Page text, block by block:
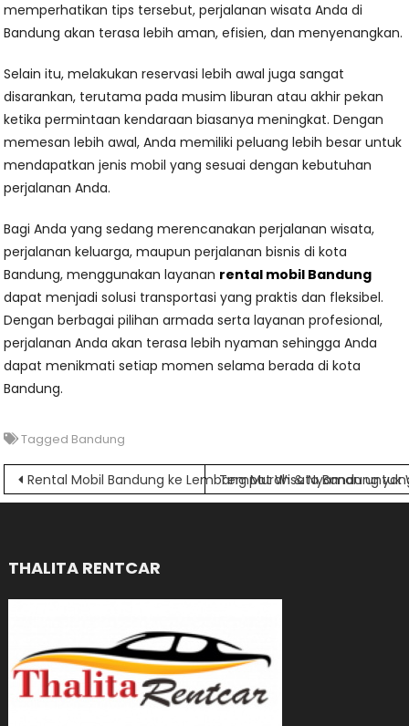
memperhatikan tips tersebut, perjalanan wisata Anda di
Bandung akan terasa lebih aman, efisien, dan menyenangkan.
Selain itu, melakukan reservasi lebih awal juga sangat
disarankan, terutama pada musim liburan atau akhir pekan
ketika permintaan kendaraan biasanya meningkat. Dengan
memesan lebih awal, Anda memiliki peluang lebih besar untuk
mendapatkan jenis mobil yang sesuai dengan kebutuhan
perjalanan Anda.
Bagi Anda yang sedang merencanakan perjalanan wisata,
perjalanan keluarga, maupun perjalanan bisnis di kota
Bandung, menggunakan layanan rental mobil Bandung
dapat menjadi solusi transportasi yang praktis dan fleksibel.
Dengan berbagai pilihan armada serta layanan profesional,
perjalanan Anda akan terasa lebih nyaman sehingga Anda
dapat menikmati setiap momen selama berada di kota
Bandung.
Tagged Bandung
Navigasi
Rental Mobil Bandung ke Lembang Murah & Nyaman untuk
Tempat Wisata Bandung
THALITA RENTCAR